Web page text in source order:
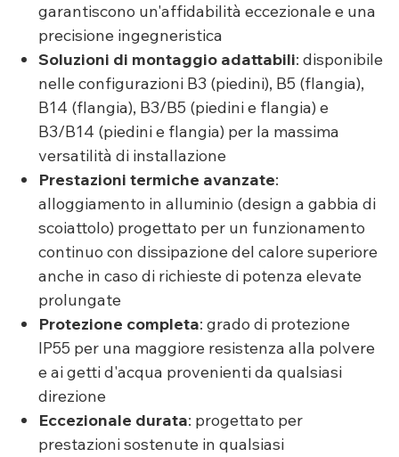
garantiscono un'affidabilità eccezionale e una
precisione ingegneristica
Soluzioni di montaggio adattabili: disponibile
nelle configurazioni B3 (piedini), B5 (flangia),
B14 (flangia), B3/B5 (piedini e flangia) e
B3/B14 (piedini e flangia) per la massima
versatilità di installazione
Prestazioni termiche avanzate:
alloggiamento in alluminio (design a gabbia di
scoiattolo) progettato per un funzionamento
continuo con dissipazione del calore superiore
anche in caso di richieste di potenza elevate
prolungate
Protezione completa: grado di protezione
IP55 per una maggiore resistenza alla polvere
e ai getti d'acqua provenienti da qualsiasi
direzione
Eccezionale durata: progettato per
prestazioni sostenute in qualsiasi